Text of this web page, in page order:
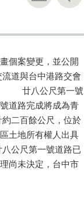
個案變更，並公開
道與台中港路交會
。 廿八公尺第一號
道路完成將成為青
二百餘公尺，位於
土地所有權人出具
公尺第一號道路已
尚未決定，台中市